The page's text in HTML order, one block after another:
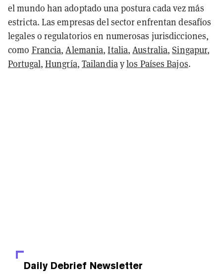
el mundo han adoptado una postura cada vez más
estricta. Las empresas del sector enfrentan desafíos
legales o regulatorios en numerosas jurisdicciones,
como Francia,Alemania,Italia,Australia,Singapur,
Portugal,Hungría, Tailandiaylos Países Bajos.
Daily Debrief Newsletter